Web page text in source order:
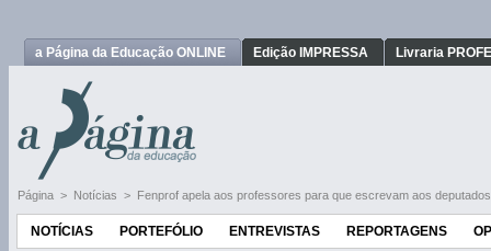
a Página da Educação ONLINE Edição IMPRESSA Livraria
Página > Notícias > Fenprof apela aos professores para que escrevam aos deputados
NOTÍCIAS PORTEFÓLIO ENTREVISTAS REPORTAGENS